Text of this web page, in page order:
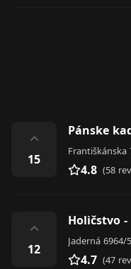
⌃
15
Františkánska
4.8 (58
⌃
12
Jaderná 6964/
4.7 (47